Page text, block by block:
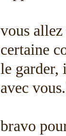
vous
certaine
le garder,
avec
bravo